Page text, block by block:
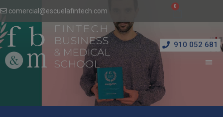
comercial@escuelafintech.com
910 052 681